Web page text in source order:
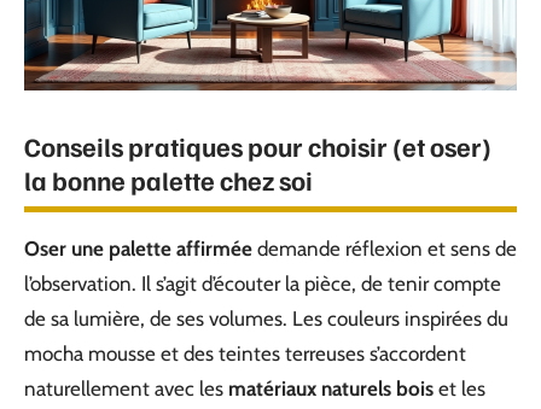
Conseils pratiques pour choisir (et oser)
la bonne palette chez soi
Oser une palette affirmée demande réflexion et sens de
l’observation. Il s’agit d’écouter la pièce, de tenir compte
de sa lumière, de ses volumes. Les couleurs inspirées du
mocha mousse et des teintes terreuses s’accordent
naturellement avec les matériaux naturels bois et les